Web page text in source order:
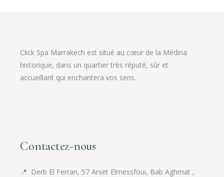
Click Spa Marrakech est situé au cœur de la Médina
historique, dans un quartier très réputé, sûr et
accueillant qui enchantera vos sens.
Contactez-nous
📍 Derb El Ferran, 57 Arset Elmessfoui, Bab Aghmat ,